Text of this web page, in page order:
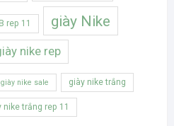
rep 11 giày Nike
nike rep
giày nike sale giày nike trắng
nike trắng rep 11